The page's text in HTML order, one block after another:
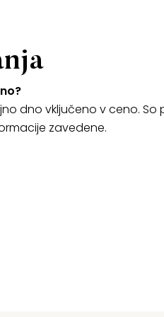
dno vključeno v ceno.
zavedene.